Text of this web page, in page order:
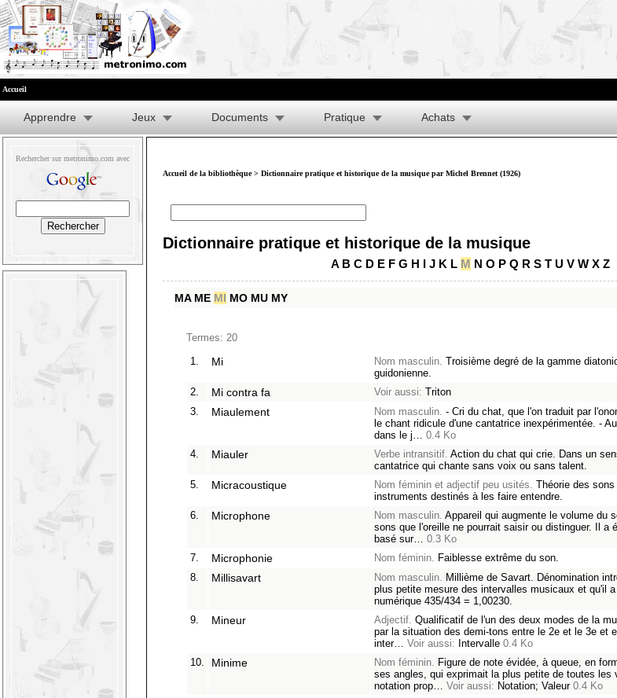
Accueil
Apprendre Jeux Documents Pratique Achats
Rechercher sur metronimo.com avec
Accueil de la bibliothèque> Dictionnaire pratique et historique de la musique par Michel Brennet (1926)
Dictionnaire pratique et historique de la musique
A B C D E F G H I J K L M N O P Q R S T U V W X Z
MA ME MI MO MU MY
Termes: 20
1.
Mi Nom masculin. Troisième degré de la gamme
guidonienne.
2.
Mi contra fa Voir aussi: Triton
3.
Miaulement Nom masculin. - Cri du chat, que l'on traduit par
le chant ridicule d'une cantatrice inexpérimentée. -
dans le j… 0.4 Ko
4.
Miauler Verbe intransitif. Action du chat qui crie. Dans un
cantatrice qui chante sans voix ou sans talent.
5.
Micracoustique Nom féminin et adjectif peu usités. Théorie des
instruments destinés à les faire entendre.
6.
Microphone Nom masculin. Appareil qui augmente le volume du
sons que l'oreille ne pourrait saisir ou distinguer. Il a
basé sur… 0.3 Ko
7.
Microphonie Nom féminin. Faiblesse extrême du son.
8.
Millisavart Nom masculin. Millième de Savart. Dénomination
plus petite mesure des intervalles musicaux et qu'il
numérique 435/434 = 1,00230.
9.
Mineur Adjectif. Qualificatif de l'un des deux modes de la
par la situation des demi-tons entre le 2e et le 3e et
inter… Voir aussi: Intervalle 0.4 Ko
10.
Minime Nom féminin. Figure de note évidée, à queue, en
ses angles, qui exprimait la plus petite de toutes les
notation prop… Voir aussi: Notation; Valeur 0.4 Ko